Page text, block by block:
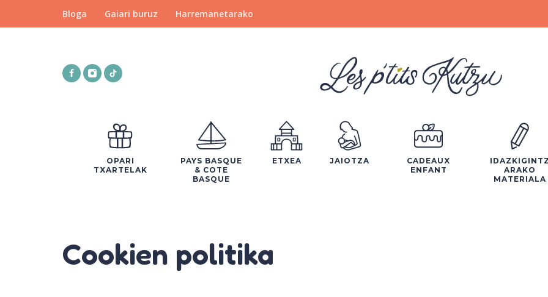
Bloga Gaiari buruz Harremanetarako
OPARI
TXARTELAK
PAYS BASQUE
& COTE
BASQUE
ETXEA JAIOTZA
CADEAUX
ENFANT
IDAZKIGINTZ
ARAKO
MATERIALA
Cookien politika